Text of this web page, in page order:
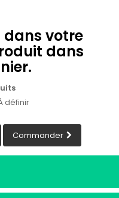
votre
dans
définir
Commander